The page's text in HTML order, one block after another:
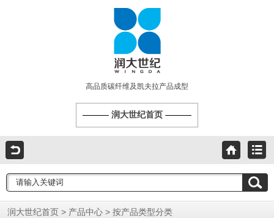
高品质碳纤维及凯夫拉产品成型
润大世纪首页
润大世纪首页 > 产品中心 > 按产品类型分类